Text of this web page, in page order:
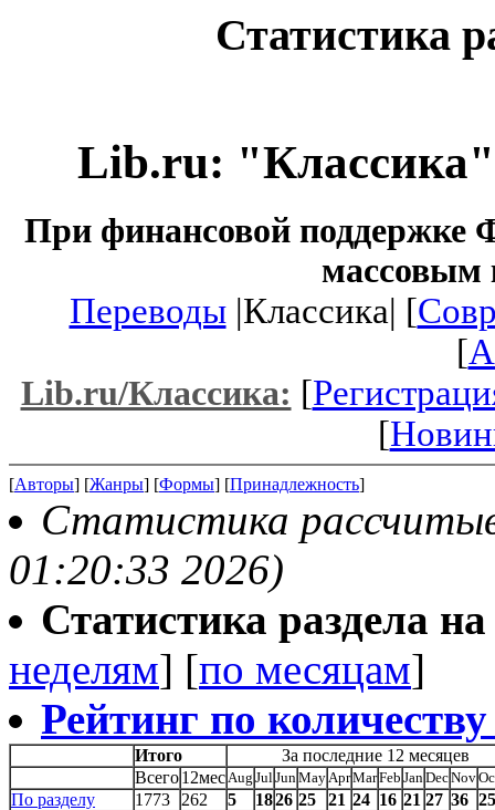
Статистика
Lib.ru:
При финансовой поддержке
массовым
Переводы|Классика| [
[
Lib.ru/Классика: [
[
[Авторы] [Жанры] [Формы] [Принадлежность]
Статистика
01:20:33 2026)
Статистика раздела
неделям] [по месяцам]
Рейтинг по
Итого
За последние 12 месяцев
Всего12мес Aug Jul Jun May AprMarFeb Jan DecNov
По разделу 1773 262 5 1826 25 21 24 16 21 27 36 25